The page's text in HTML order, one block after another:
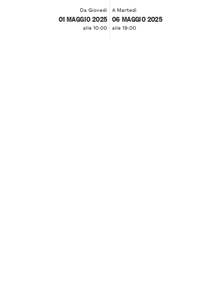
Da Giovedì
01 MAGGIO 2025
alle 10:00
A Martedì
06 MAGGIO 2025
alle 19:00